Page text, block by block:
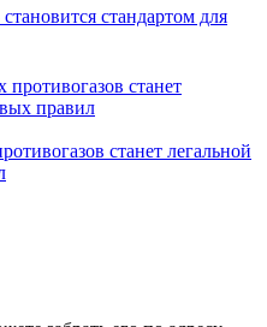
стандартом для
станет легальной